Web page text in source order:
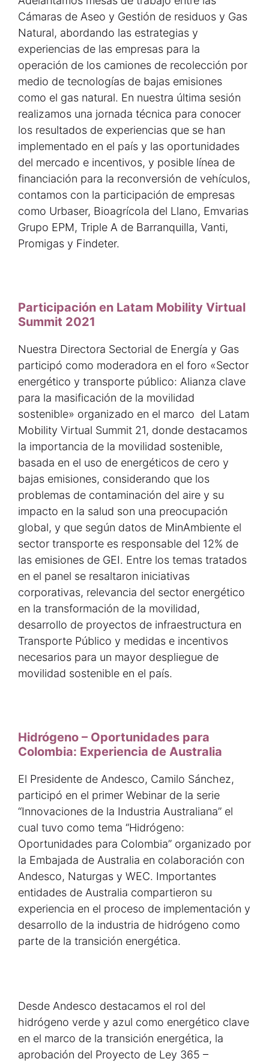
Cámaras de Aseo y Gestión de residuos y Gas
Natural, abordando las estrategias y
experiencias de las empresas para la
operación de los camiones de recolección por
medio de tecnologías de bajas emisiones
como el gas natural. En nuestra última sesión
realizamos una jornada técnica para conocer
los resultados de experiencias que se han
implementado en el país y las oportunidades
del mercado e incentivos, y posible línea de
financiación para la reconversión de vehículos,
contamos con la participación de empresas
como Urbaser, Bioagrícola del Llano, Emvarias
Grupo EPM, Triple A de Barranquilla, Vanti,
Promigas y Findeter.
Participación en Latam Mobility Virtual
Summit 2021
Nuestra Directora Sectorial de Energía y Gas
participó como moderadora en el foro «Sector
energético y transporte público: Alianza clave
para la masificación de la movilidad
sostenible» organizado en el marco del Latam
Mobility Virtual Summit 21, donde destacamos
la importancia de la movilidad sostenible,
basada en el uso de energéticos de cero y
bajas emisiones, considerando que los
problemas de contaminación del aire y su
impacto en la salud son una preocupación
global, y que según datos de MinAmbiente el
sector transporte es responsable del 12% de
las emisiones de GEI. Entre los temas tratados
en el panel se resaltaron iniciativas
corporativas, relevancia del sector energético
en la transformación de la movilidad,
desarrollo de proyectos de infraestructura en
Transporte Público y medidas e incentivos
necesarios para un mayor despliegue de
movilidad sostenible en el país.
Hidrógeno – Oportunidades para
Colombia: Experiencia de Australia
El Presidente de Andesco, Camilo Sánchez,
participó en el primer Webinar de la serie
“Innovaciones de la Industria Australiana” el
cual tuvo como tema “Hidrógeno:
Oportunidades para Colombia” organizado por
la Embajada de Australia en colaboración con
Andesco, Naturgas y WEC. Importantes
entidades de Australia compartieron su
experiencia en el proceso de implementación y
desarrollo de la industria de hidrógeno como
parte de la transición energética.
Desde Andesco destacamos el rol del
hidrógeno verde y azul como energético clave
en el marco de la transición energética, la
aprobación del Proyecto de Ley 365 –